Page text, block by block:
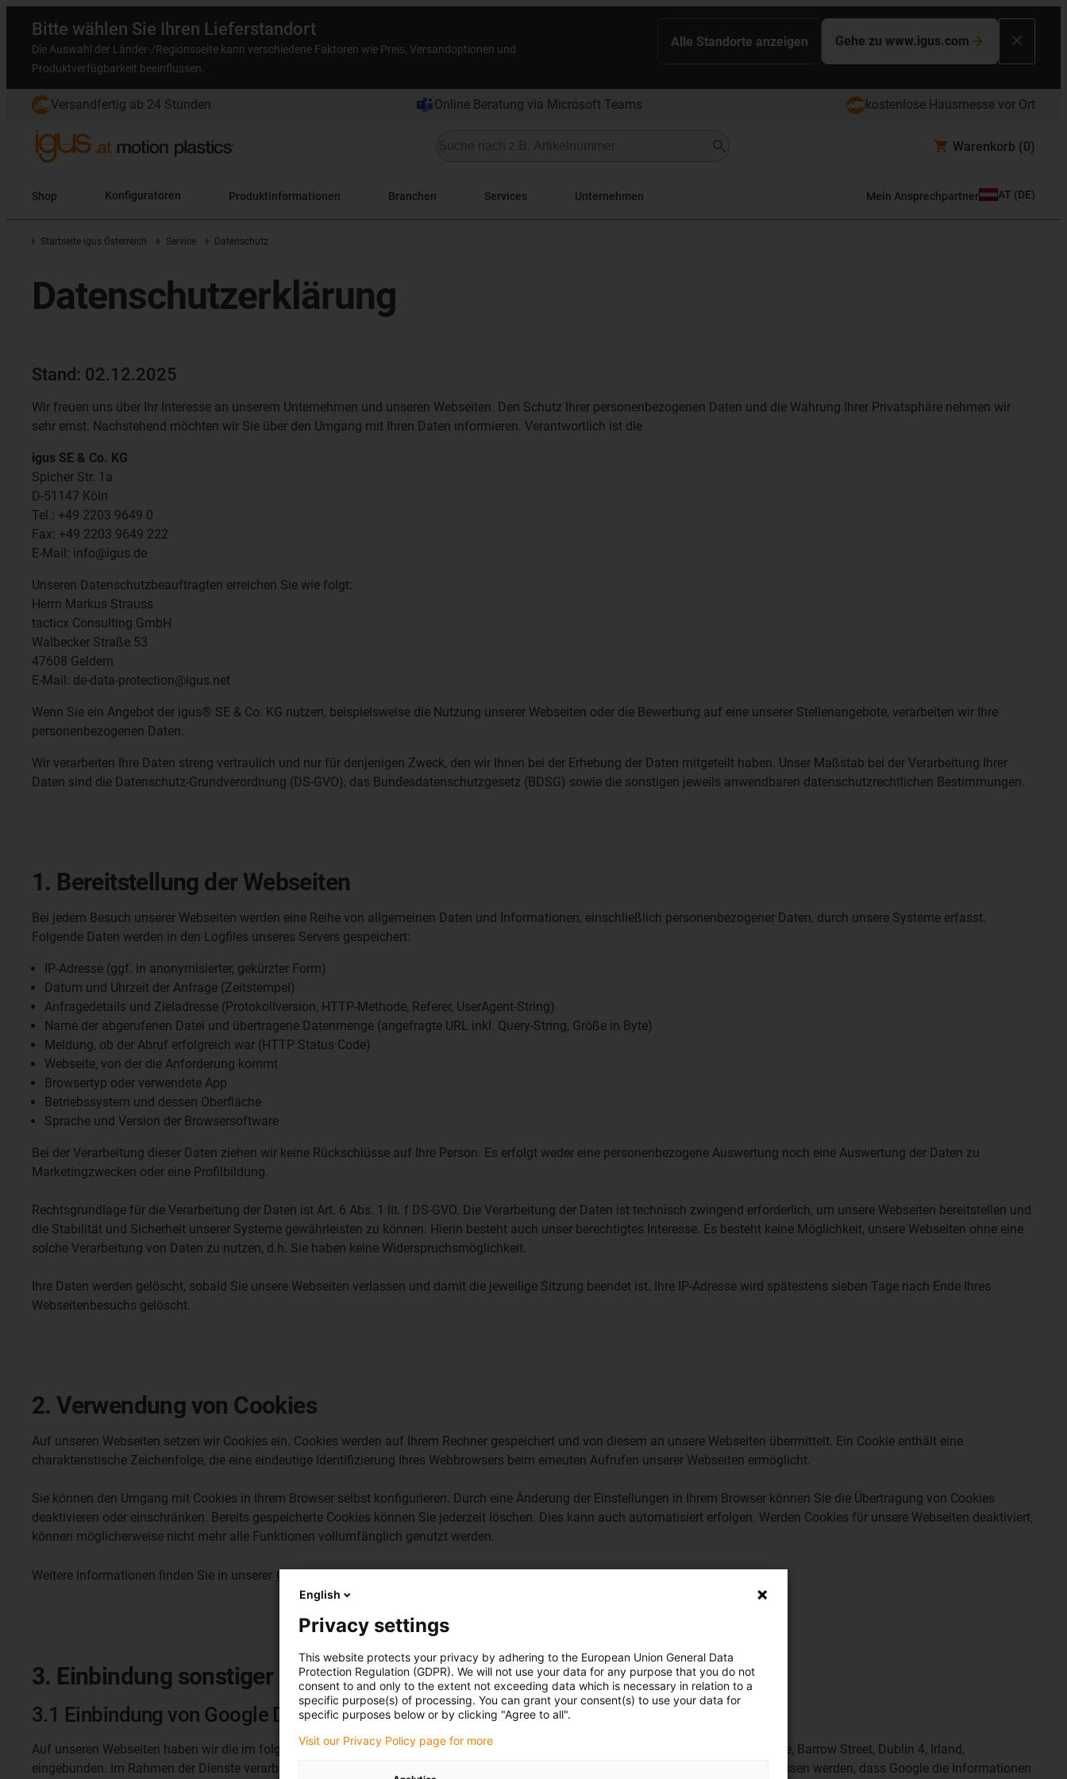
Bitte wählen Sie Ihren Lieferstandort
Die Auswahl der Länder-/Regionsseite kann verschiedene Faktoren wie Preis, Versandoptionen und
Produktverfügbarkeit beeinflussen.
Alle Standorte anzeigen Gehe zu www.igus.com
Versandfertig ab 24 Stunden Online Beratung via Microsoft Teams kostenlose Hausmesse vor Ort
Warenkorb (0)
Shop Konfiguratoren Produktinformationen Branchen Services Unternehmen Mein Ansprechpartner AT (DE)
Startseite igus Österreich Service Datenschutz
Datenschutzerklärung
Stand: 02.12.2025
Wir freuen uns über Ihr Interesse an unserem Unternehmen und unseren Webseiten. Den Schutz Ihrer personenbezogenen Daten und die Wahrung Ihrer Privatsphäre nehmen wir
sehr ernst. Nachstehend möchten wir Sie über den Umgang mit Ihren Daten informieren. Verantwortlich ist die
igus SE & Co. KG
Spicher Str. 1a
D-51147 Köln
Tel.: +49 2203 9649 0
Fax: +49 2203 9649 222
E-Mail: info@igus.de
Unseren Datenschutzbeauftragten erreichen Sie wie folgt:
Herrn Markus Strauss
tacticx Consulting GmbH
Walbecker Straße 53
47608 Geldern
E-Mail: de-data-protection@igus.net
Wenn Sie ein Angebot der igus® SE & Co. KG nutzen, beispielsweise die Nutzung unserer Webseiten oder die Bewerbung auf eine unserer Stellenangebote, verarbeiten wir Ihre
personenbezogenen Daten.
Wir verarbeiten Ihre Daten streng vertraulich und nur für denjenigen Zweck, den wir Ihnen bei der Erhebung der Daten mitgeteilt haben. Unser Maßstab bei der Verarbeitung Ihrer
Daten sind die Datenschutz-Grundverordnung (DS-GVO), das Bundesdatenschutzgesetz (BDSG) sowie die sonstigen jeweils anwendbaren datenschutzrechtlichen Bestimmungen.
1. Bereitstellung der Webseiten
Bei jedem Besuch unserer Webseiten werden eine Reihe von allgemeinen Daten und Informationen, einschließlich personenbezogener Daten, durch unsere Systeme erfasst.
Folgende Daten werden in den Logfiles unseres Servers gespeichert:
IP-Adresse (ggf. in anonymisierter, gekürzter Form)
Datum und Uhrzeit der Anfrage (Zeitstempel)
Anfragedetails und Zieladresse (Protokollversion, HTTP-Methode, Referer, UserAgent-String)
Name der abgerufenen Datei und übertragene Datenmenge (angefragte URL inkl. Query-String, Größe in Byte)
Meldung, ob der Abruf erfolgreich war (HTTP Status Code)
Webseite, von der die Anforderung kommt
Browsertyp oder verwendete App
Betriebssystem und dessen Oberfläche
Sprache und Version der Browsersoftware
Bei der Verarbeitung dieser Daten ziehen wir keine Rückschlüsse auf Ihre Person. Es erfolgt weder eine personenbezogene Auswertung noch eine Auswertung der Daten zu
Marketingzwecken oder eine Profilbildung.
Rechtsgrundlage für die Verarbeitung der Daten ist Art. 6 Abs. 1 lit. f DS-GVO. Die Verarbeitung der Daten ist technisch zwingend erforderlich, um unsere Webseiten bereitstellen und
die Stabilität und Sicherheit unserer Systeme gewährleisten zu können. Hierin besteht auch unser berechtigtes Interesse. Es besteht keine Möglichkeit, unsere Webseiten ohne eine
solche Verarbeitung von Daten zu nutzen, d.h. Sie haben keine Widerspruchsmöglichkeit.
Ihre Daten werden gelöscht, sobald Sie unsere Webseiten verlassen und damit die jeweilige Sitzung beendet ist. Ihre IP-Adresse wird spätestens sieben Tage nach Ende Ihres
Webseitenbesuchs gelöscht.
2. Verwendung von Cookies
Auf unseren Webseiten setzen wir Cookies ein. Cookies werden auf Ihrem Rechner gespeichert und von diesem an unsere Webseiten übermittelt. Ein Cookie enthält eine
charakteristische Zeichenfolge, die eine eindeutige Identifizierung Ihres Webbrowsers beim erneuten Aufrufen unserer Webseiten ermöglicht.
Sie können den Umgang mit Cookies in Ihrem Browser selbst konfigurieren. Durch eine Änderung der Einstellungen in Ihrem Browser können Sie die Übertragung von Cookies
deaktivieren oder einschränken. Bereits gespeicherte Cookies können Sie jederzeit löschen. Dies kann auch automatisiert erfolgen. Werden Cookies für unsere Webseiten deaktiviert,
können möglicherweise nicht mehr alle Funktionen vollumfänglich genutzt werden.
Weitere Informationen finden Sie in unserer Cookie-Policy
3. Einbindung sonstiger Dienste
3.1 Einbindung von Google Diensten
Auf unseren Webseiten haben wir die im folgenden aufgeführten Dienste des Anbieters Google Ireland Limited („Google“), Gordon House, Barrow Street, Dublin 4, Irland,
eingebunden. Im Rahmen der Dienste verarbeitet Google ggfs. personenbezogene Daten zu Ihrer Person. Hierbei kann nicht ausgeschlossen werden, dass Google die Informationen
English
Privacy settings
This website protects your privacy by adhering to the European Union General Data
Protection Regulation (GDPR). We will not use your data for any purpose that you do not
consent to and only to the extent not exceeding data which is necessary in relation to a
specific purpose(s) of processing. You can grant your consent(s) to use your data for
specific purposes below or by clicking "Agree to all".
Visit our Privacy Policy page for more